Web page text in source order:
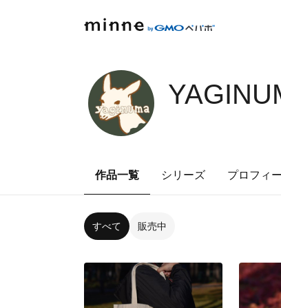
作品一覧 シリーズ プロフィ
すべて 販売中